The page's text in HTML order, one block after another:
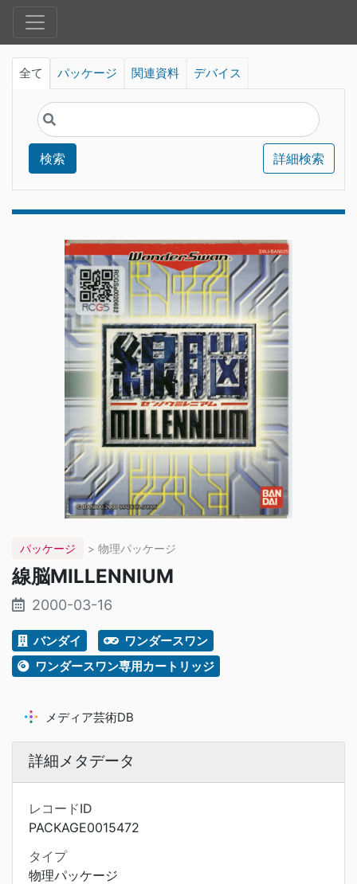
全て パッケージ 関連資料 デバイス
検索 詳細検索
パッケージ > 物理パッケージ
線脳MILLENNIUM
2000-03-16
バンダイ
ワンダースワン
ワンダースワン専用カートリッジ
メディア芸術DB
詳細メタデータ
レコードID
PACKAGE0015472
タイプ
物理パッケージ